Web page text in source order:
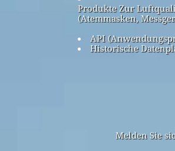
Produkte Zur
(Atemmasken,
API
Historische
Melden Sie